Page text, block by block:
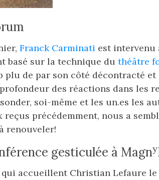
Franck Carminati est intervenu
basé sur la technique du théâtre
plu de par son côté décontracté
des réactions dans les
soi-même et les un.es les
précédemment, nous a
renouveler!
gesticulée à Magny
qui accueillent Christian Lefaure